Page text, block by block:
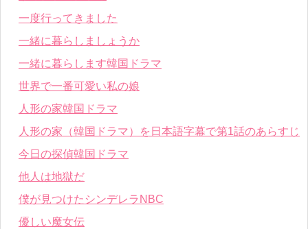
一度行ってきました
一緒に暮らしましょうか
一緒に暮らします韓国ドラマ
世界で一番可愛い私の娘
人形の家韓国ドラマ
人形の家（韓国ドラマ）を日本語字幕で第1話のあらすじ
今日の探偵韓国ドラマ
他人は地獄だ
僕が見つけたシンデレラNBC
優しい魔女伝